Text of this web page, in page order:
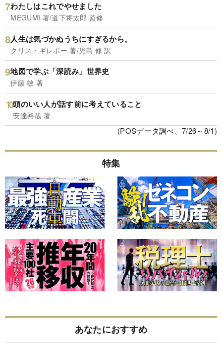
わたしはこれでやせました
MEGUMI 著/道下将太郎 監修
人生は気づかぬうちにすぎるから。
クリス・ギレボー 著/児島 修 訳
地図で学ぶ「深読み」世界史
伊藤 敏 著
頭のいい人が話す前に考えていること
安達裕哉 著
(POSデータ調べ、7/26～8/1)
特集
あなたにおすすめ